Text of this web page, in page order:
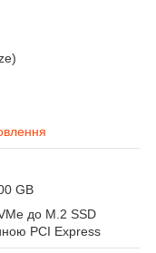
GB
до M.2 SSD
PCI Express